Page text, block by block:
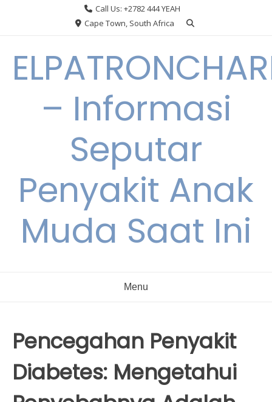
Call Us: +2782 444 YEAH
Cape Town, South Africa
– Informasi
Seputar
Penyakit Anak
Muda Saat Ini
Menu
Pencegahan Penyakit
Diabetes: Mengetahui